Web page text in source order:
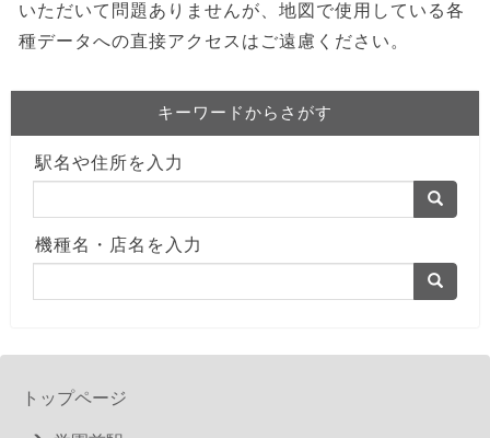
いただいて問題ありませんが、地図で使用している各
種データへの直接アクセスはご遠慮ください。
キーワードからさがす
駅名や住所を入力
機種名・店名を入力
トップページ